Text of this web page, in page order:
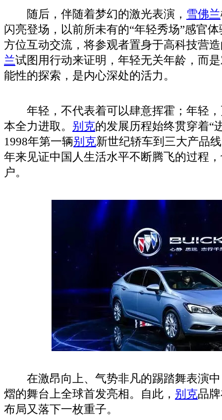
随后，伴随着梦幻的激光表演， 雪佛兰
闪亮登场，以前所未有的“年轻秀场”感官
方位互动交流，将参观者置身于高科技营
兰试图用行动来证明，年轻无关年龄，而
能性的探索，是内心深处的活力。
年轻，不代表着可以肆意挥霍；年轻，
本全力进取。 别克的发展历程始终贯穿着“
1998年第一辆别克新世纪轿车到三大产品
年来见证中国人生活水平不断腾飞的过程
户。
在激昂向上、气势非凡的踢踏舞表演中
熠的舞台上全球首发亮相。自此， 别克品
布局又落下一枚重子。